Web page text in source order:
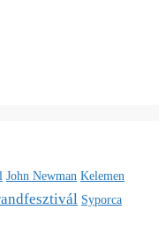
John Newman Kelemen
Syporca